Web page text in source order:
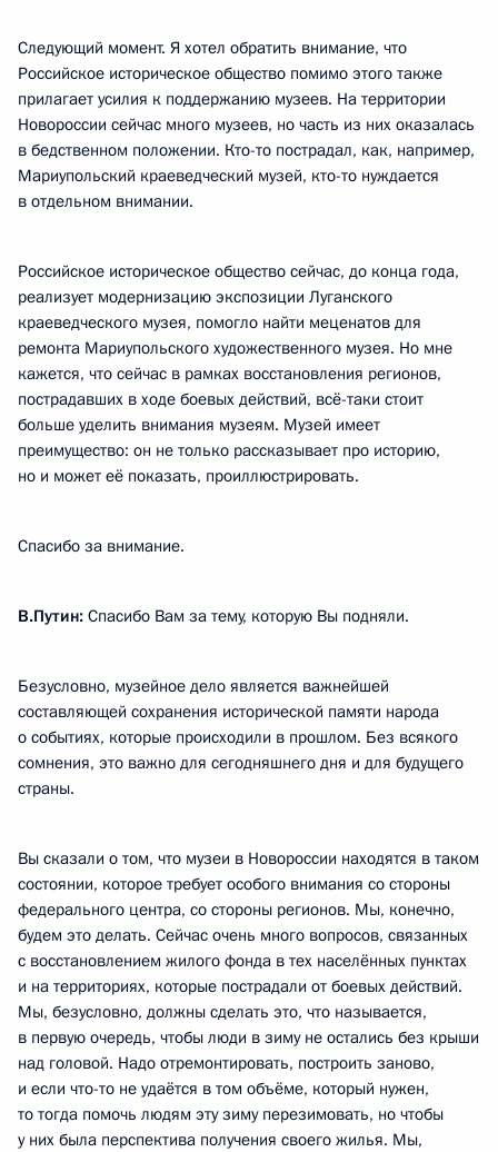
Следующий момент. Я хотел обратить внимание, что
Российское историческое общество помимо этого также
прилагает усилия к поддержанию музеев. На территории
Новороссии сейчас много музеев, но часть из них оказалась
в бедственном положении. Кто-то пострадал, как, например,
Мариупольский краеведческий музей, кто-то нуждается
в отдельном внимании.
Российское историческое общество сейчас, до конца года,
реализует модернизацию экспозиции Луганского
краеведческого музея, помогло найти меценатов для
ремонта Мариупольского художественного музея. Но мне
кажется, что сейчас в рамках восстановления регионов,
пострадавших в ходе боевых действий, всё-таки стоит
больше уделить внимания музеям. Музей имеет
преимущество: он не только рассказывает про историю,
но и может её показать, проиллюстрировать.
Спасибо за внимание.
В.Путин: Спасибо Вам за тему, которую Вы подняли.
Безусловно, музейное дело является важнейшей
составляющей сохранения исторической памяти народа
о событиях, которые происходили в прошлом. Без всякого
сомнения, это важно для сегодняшнего дня и для будущего
страны.
Вы сказали о том, что музеи в Новороссии находятся в таком
состоянии, которое требует особого внимания со стороны
федерального центра, со стороны регионов. Мы, конечно,
будем это делать. Сейчас очень много вопросов, связанных
с восстановлением жилого фонда в тех населённых пунктах
и на территориях, которые пострадали от боевых действий.
Мы, безусловно, должны сделать это, что называется,
в первую очередь, чтобы люди в зиму не остались без крыши
над головой. Надо отремонтировать, построить заново,
и если что-то не удаётся в том объёме, который нужен,
то тогда помочь людям эту зиму перезимовать, но чтобы
у них была перспектива получения своего жилья. Мы,